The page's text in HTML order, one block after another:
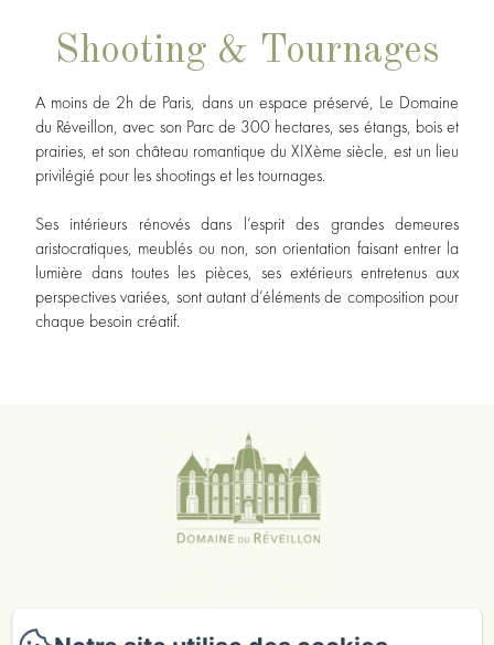
Shooting & Tournages
A moins de 2h de Paris, dans un espace préservé, Le Domaine
du Réveillon, avec son Parc de 300 hectares, ses étangs, bois et
prairies, et son château romantique du XIXème siècle, est un lieu
privilégié pour les shootings et les tournages.
Ses intérieurs rénovés dans l’esprit des grandes demeures
aristocratiques, meublés ou non, son orientation faisant entrer la
lumière dans toutes les pièces, ses extérieurs entretenus aux
perspectives variées, sont autant d’éléments de composition pour
chaque besoin créatif.